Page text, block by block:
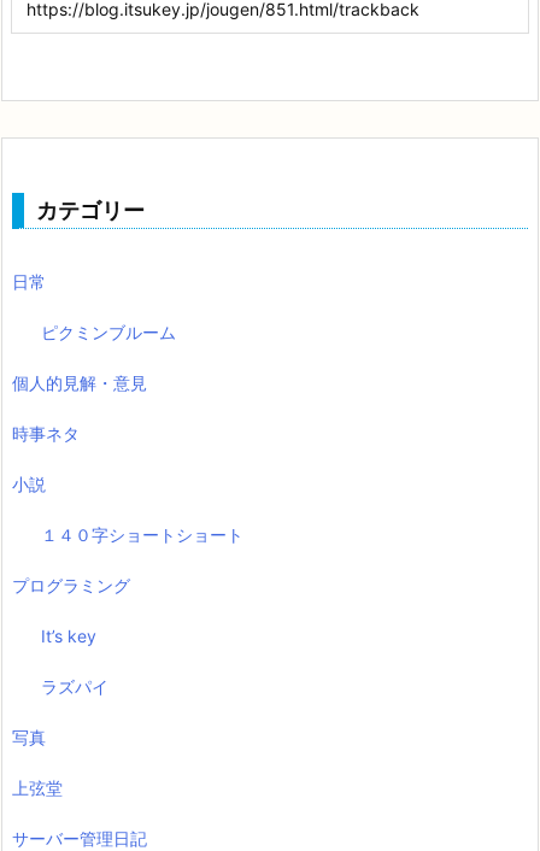
カテゴリー
日常
ピクミンブルーム
個人的見解・意見
時事ネタ
小説
１４０字ショートショート
プログラミング
It’s key
ラズパイ
写真
上弦堂
サーバー管理日記